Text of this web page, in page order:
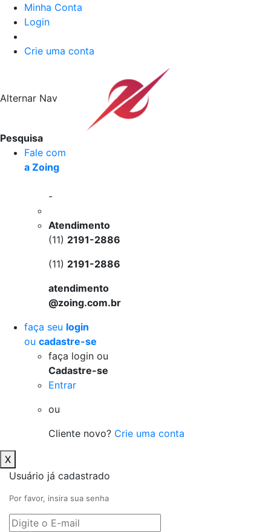
Minha Conta
Login
Crie uma conta
Alternar Nav
Pesquisa
Fale com
a Zoing
-
Atendimento
(11) 2191-2886
(11) 2191-2886
atendimento
@zoing.com.br
faça seu login
ou cadastre-se
faça login ou
Cadastre-se
Entrar
ou
Cliente novo? Crie uma conta
X
Usuário já cadastrado
Por favor, insira sua senha